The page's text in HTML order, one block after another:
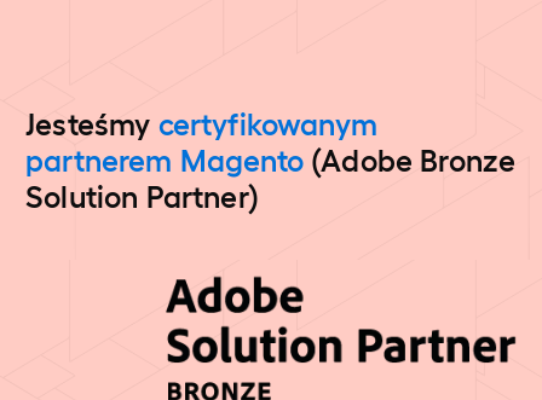
Jesteśmy certyfikowanym
partnerem Magento(Adobe Bronze
Solution Partner)